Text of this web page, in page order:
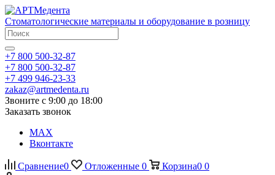
Стоматологические материалы и оборудование в розницу
+7 800 500-32-87
+7 800 500-32-87
+7 499 946-23-33
zakaz@artmedenta.ru
Звоните с 9:00 до 18:00
Заказать звонок
MAX
Вконтакте
Сравнение0 Отложенные 0 Корзина0 0